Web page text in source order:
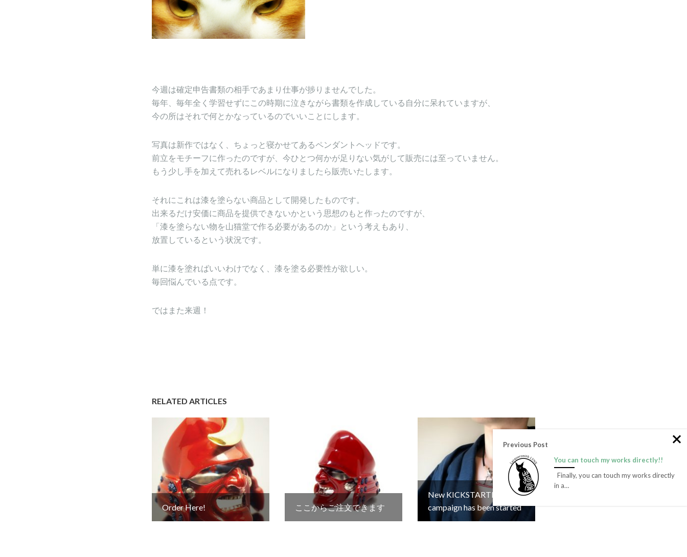
今週は確定申告書類の相手であまり仕事が捗りませんでした。
毎年、毎年全く学習せずにこの時期に泣きながら書類を作成している自分に呆れていますが、
今の所はそれで何とかなっているのでいいことにします。
写真は新作ではなく、ちょっと寝かせてあるペンダントヘッドです。
前立をモチーフに作ったのですが、今ひとつ何かが足りない気がして販売には至っていません。
もう少し手を加えて売れるレベルになりましたら販売いたします。
それにこれは漆を塗らない商品として開発したものです。
出来るだけ安価に商品を提供できないかという思想のもと作ったのですが、
「漆を塗らない物を山猫堂で作る必要があるのか」という考えもあり、
放置しているという状況です。
単に漆を塗ればいいわけでなく、漆を塗る必要性が欲しい。
毎回悩んでいる点です。
ではまた来週！
RELATED ARTICLES
Order Here! ここからご注文できます
New KICKSTARTER
campaign has been started
Previous Post
You can touch my works directly!!
Finally, you can touch my works directly
in a…